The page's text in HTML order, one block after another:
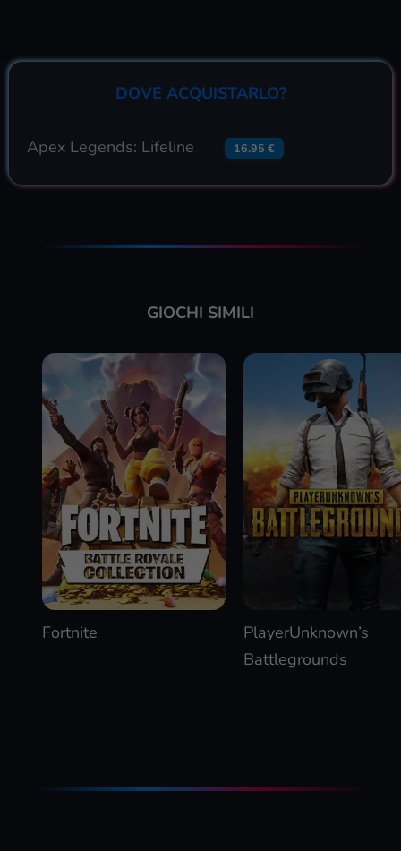
DOVE ACQUISTARLO?
Apex Legends: Lifeline 16.95 €
GIOCHI SIMILI
Fortnite
PlayerUnknown’s
Battlegrounds